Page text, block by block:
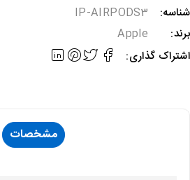
شناسه:
IP-AIRPODS3
برند:
Apple
اشتراک گذاری:
مشخصات